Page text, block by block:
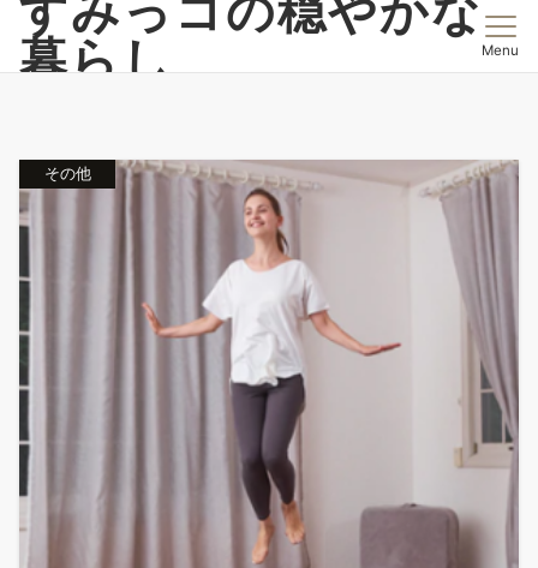
暮らし
Menu
その他